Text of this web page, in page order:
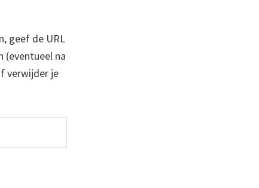
geef de URL
(eventueel na
verwijder je